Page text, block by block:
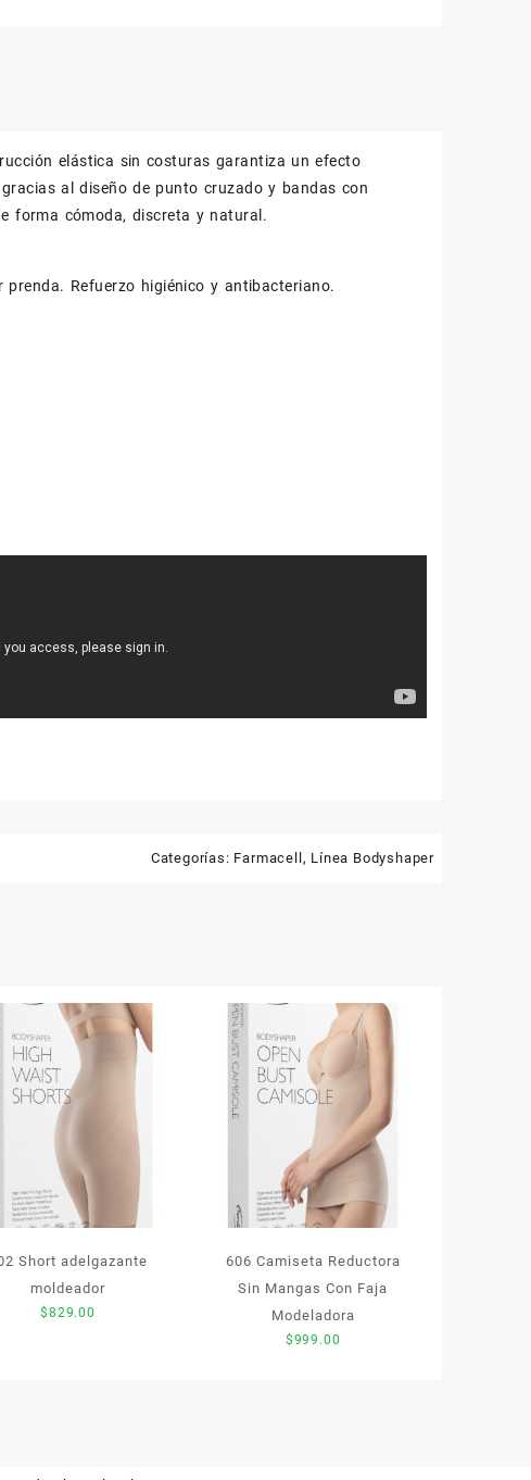
elástica sin costuras garantiza un efecto
al diseño de punto cruzado y bandas con
forma cómoda, discreta y natural.
Refuerzo higiénico y antibacteriano.
Categorías: Farmacell, Línea Bodyshaper
Short adelgazante
moldeador
$829.00
606 Camiseta Reductora
Sin Mangas Con Faja
Modeladora
$999.00